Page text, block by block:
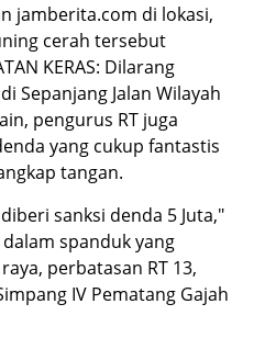
jamberita.com di lokasi,
cerah tersebut
KERAS: Dilarang
Sepanjang Jalan Wilayah
pengurus RT juga
yang cukup fantastis
tangan.
sanksi denda 5 Juta,"
spanduk yang
perbatasan RT 13,
IV Pematang Gajah